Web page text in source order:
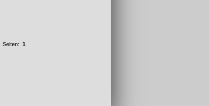
Seiten: 1